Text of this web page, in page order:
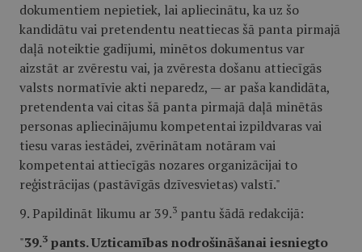
dokumentiem nepietiek, lai apliecinātu, ka uz šo
kandidātu vai pretendentu neattiecas šā panta pirmajā
daļā noteiktie gadījumi, minētos dokumentus var
aizstāt ar zvērestu vai, ja zvēresta došanu attiecīgās
valsts normatīvie akti neparedz, — ar paša kandidāta,
pretendenta vai citas šā panta pirmajā daļā minētās
personas apliecinājumu kompetentai izpildvaras vai
tiesu varas iestādei, zvērinātam notāram vai
kompetentai attiecīgās nozares organizācijai to
reģistrācijas (pastāvīgās dzīvesvietas) valstī."
9. Papildināt likumu ar 39.3 pantu šādā redakcijā:
"39.3 pants. Uzticamības nodrošināšanai iesniegto